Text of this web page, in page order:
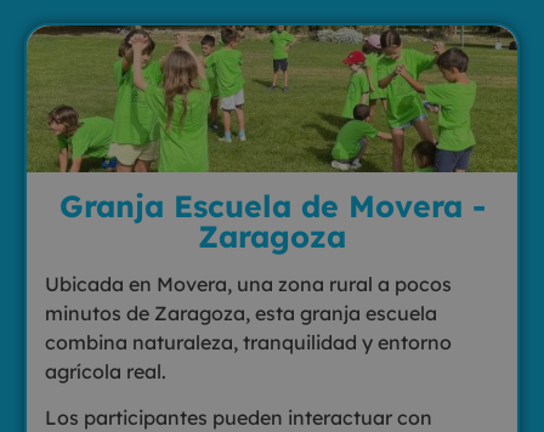
Granja Escuela de Movera -
Zaragoza
Ubicada en Movera, una zona rural a pocos
minutos de Zaragoza, esta granja escuela
combina naturaleza, tranquilidad y entorno
agrícola real.
Los participantes pueden interactuar con